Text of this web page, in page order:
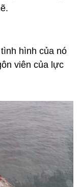
hình của nó
viên của lực